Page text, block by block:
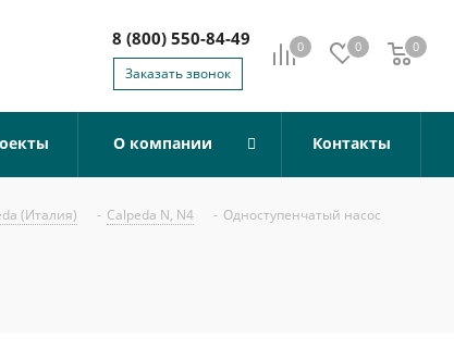
0 0 0
0
8 (800) 550-84-49
Заказать звонок
О компании Контакты
(Италия) - Calpeda N, N4 - Одноступенчатый насос